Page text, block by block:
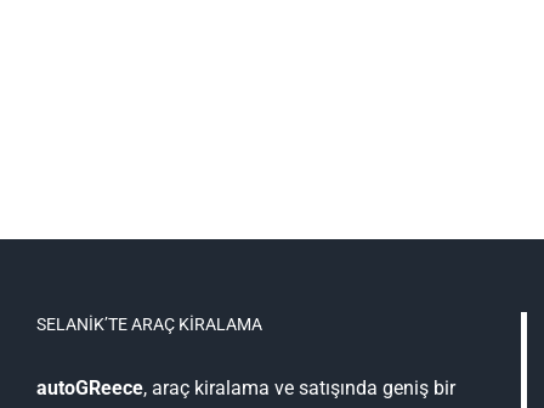
SELANIK’TE ARAÇ KIRALAMA
autoGReece, araç kiralama ve satışında geniş bir